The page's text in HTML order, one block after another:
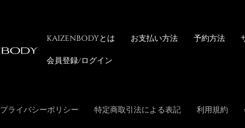
KAIZENBODYとは お支払い方法 予約方法
会員登録/ログイン
プライバシーポリシー 特定商取引法による表記 利用規約